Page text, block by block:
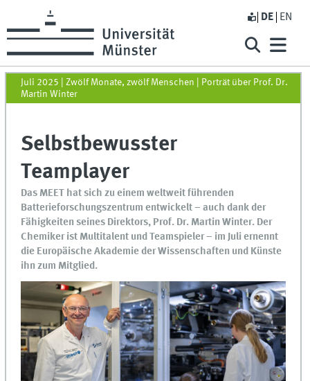
DE EN
Juli 2025 | Zwölf Monate, zwölf Menschen | Porträt über Prof. Dr.
Martin Winter
Selbstbewusster
Teamplayer
Das MEET hat sich zu einem weltweit führenden
Batterieforschungszentrum entwickelt – auch dank der
Fähigkeiten seines Direktors, Prof. Dr. Martin Winter. Der
Chemiker ist Multitalent und Teamspieler – im Juli ernennt
die Europäische Akademie der Wissenschaften und Künste
ihn zum Mitglied.